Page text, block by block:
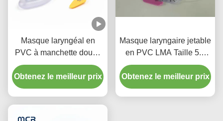
Masque laryngéal en
PVC à manchette douce
avec code de couleur
Obtenez le meilleur prix
Masque laryngaire jetable
en PVC LMA Taille 5.0
Intubation avec barre
pour usage adulte
Obtenez le meilleur prix